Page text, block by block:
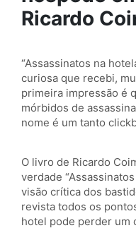
Ricardo
“Assassinatos na
curiosa que recebi,
primeira impressão é
mórbidos de
nome é um tanto
O livro de Ricardo
verdade
visão crítica dos
revista todos os
hotel pode perder um